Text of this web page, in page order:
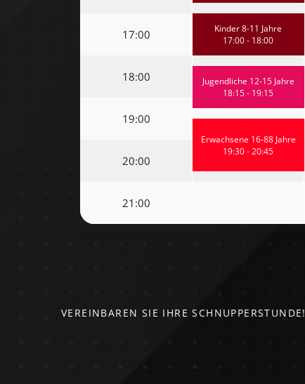
17:00
18:00
19:00
20:00
21:00
Kinder 8-11 Jahre
17:00 - 18:00
Jugendliche 12-15 Jahre
18:15 - 19:15
Erwachsene 16-88 Jahre
19:30 - 20:45
VEREINBAREN SIE IHRE SCHNUPPERSTUNDE!